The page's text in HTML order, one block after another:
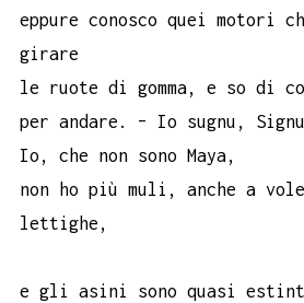
eppure conosco quei motori
girare
le ruote di gomma, e so di
per andare. – Io sugnu,
Io, che non sono Maya,
non ho più muli, anche a
lettighe,
e gli asini sono quasi